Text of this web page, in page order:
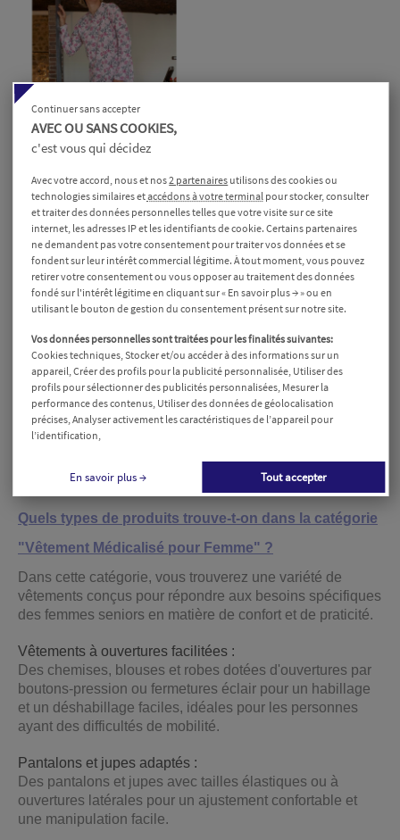
CHEMISE DE NUIT ML
OUVERTE DOS
Vêtement Médicalisé Pour
Femme
Prix
36,90 €
Bleu
-
Rose
Quels types de produits trouve-t-on dans la catégorie
"Vêtement Médicalisé pour Femme" ?
Dans cette catégorie, vous trouverez une variété de
vêtements conçus pour répondre aux besoins spécifiques
des femmes seniors en matière de confort et de praticité.
Vêtements à ouvertures facilitées :
Des chemises, blouses et robes dotées d'ouvertures par
boutons-pression ou fermetures éclair pour un habillage
et un déshabillage faciles, idéales pour les personnes
ayant des difficultés de mobilité.
Pantalons et jupes adaptés :
Des pantalons et jupes avec tailles élastiques ou à
ouvertures latérales pour un ajustement confortable et
une manipulation facile.
AVEC OU SANS COOKIES,
c'est vous qui décidez
Continuer sans accepter
Avec votre accord, nous et nos2 partenaires utilisons des cookies ou
technologies similaires etaccédons à votre terminal pour stocker, consulter
et traiter des données personnelles telles que votre visite sur ce site
internet, les adresses IP et les identifiants de cookie. Certains partenaires
ne demandent pas votre consentement pour traiter vos données et se
fondent sur leur intérêt commercial légitime. À tout moment, vous pouvez
retirer votre consentement ou vous opposer au traitement des données
fondé sur l'intérêt légitime en cliquant sur « En savoir plus → » ou en
utilisant le bouton de gestion du consentement présent sur notre site.
Vos données personnelles sont traitées pour les finalités suivantes:
Cookies techniques, Stocker et/ou accéder à des informations sur un
appareil, Créer des profils pour la publicité personnalisée, Utiliser des
profils pour sélectionner des publicités personnalisées, Mesurer la
performance des contenus, Utiliser des données de géolocalisation
précises, Analyser activement les caractéristiques de l’appareil pour
l’identification,
En savoir plus → Tout accepter